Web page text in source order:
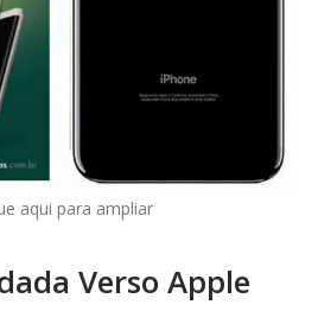
aqui para ampliar
Verso Apple